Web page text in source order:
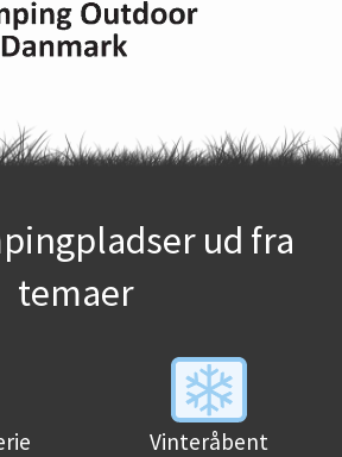
ud fra
temaer
Vinteråbent